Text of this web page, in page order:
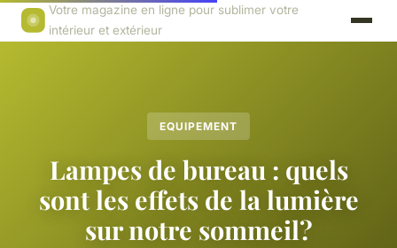
Votre magazine en ligne pour sublimer votre
intérieur et extérieur
EQUIPEMENT
Lampes de bureau : quels
sont les effets de la lumière
sur notre sommeil?